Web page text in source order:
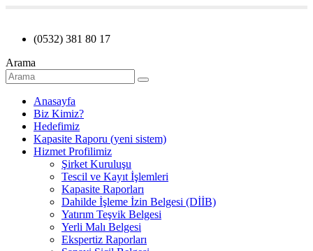
(0532) 381 80 17
Arama
Anasayfa
Biz Kimiz?
Hedefimiz
Kapasite Raporu (yeni sistem)
Hizmet Profilimiz
Şirket Kuruluşu
Tescil ve Kayıt İşlemleri
Kapasite Raporları
Dahilde İşleme İzin Belgesi (DİİB)
Yatırım Teşvik Belgesi
Yerli Malı Belgesi
Ekspertiz Raporları